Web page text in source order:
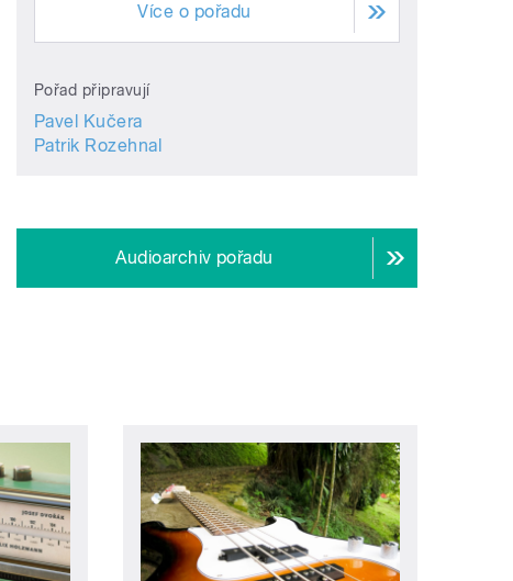
Více o pořadu
Pořad připravují
Pavel Kučera
Patrik Rozehnal
Audioarchiv pořadu